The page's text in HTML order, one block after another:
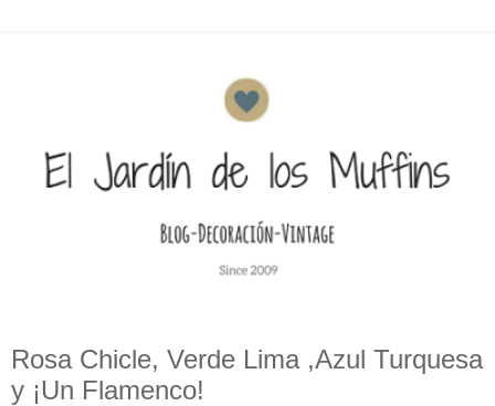
Rosa Chicle, Verde Lima ,Azul Turquesa
y ¡Un Flamenco!